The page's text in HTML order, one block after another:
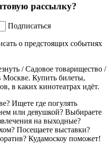
рассылку?
Подписаться
о предстоящих событиях
/ Садовое товарищество /
Москве. Купить билеты,
в каких кинотеатрах идёт.
Ищете где погулять
или девушкой? Выбираете
на выходные?
Посещаете выставки?
Кудамоскоу поможет!